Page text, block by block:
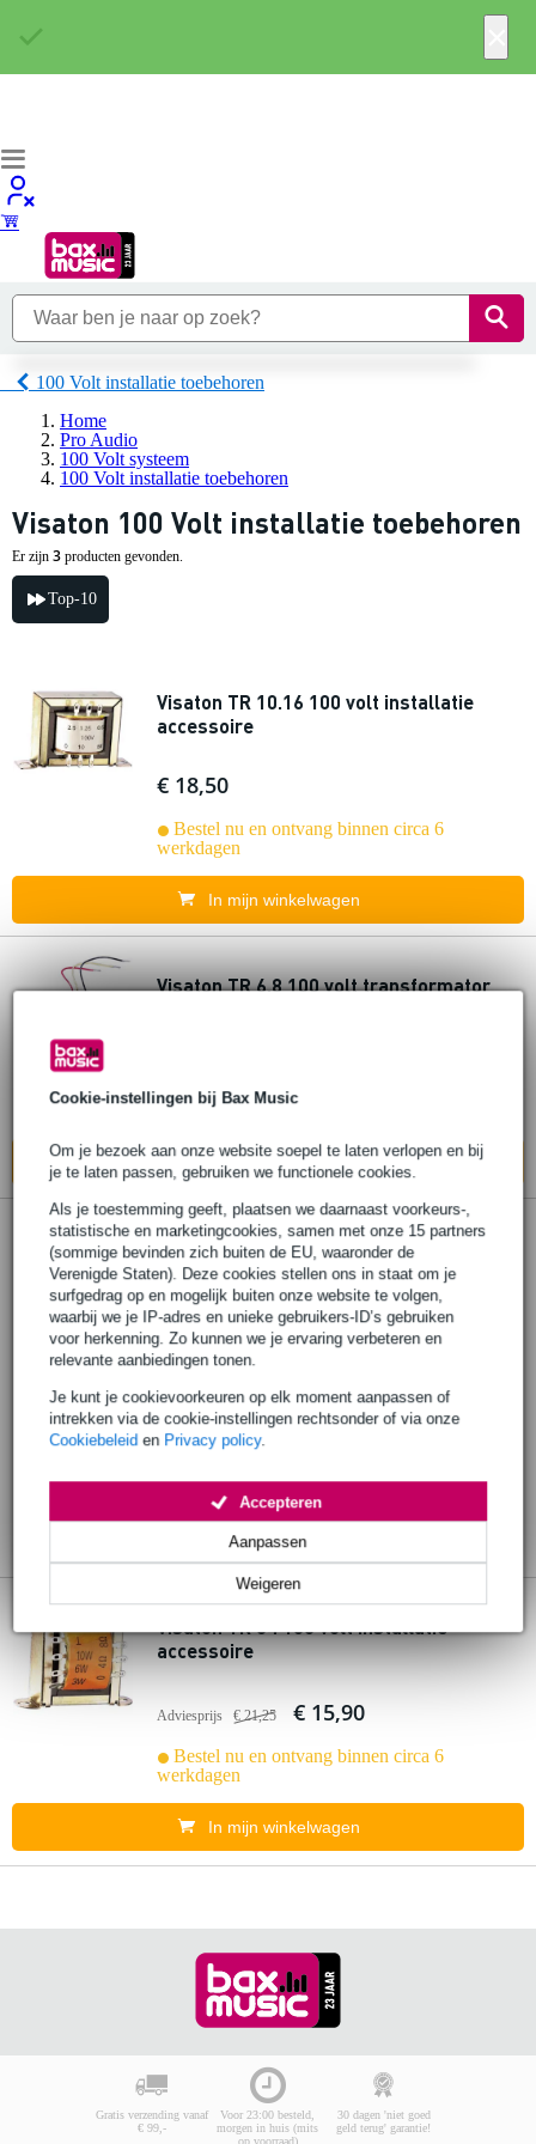
Cookie-instellingen bij Bax Music
Om je bezoek aan onze website soepel te laten verlopen en bij
je te laten passen, gebruiken we functionele cookies.
Als je toestemming geeft, plaatsen we daarnaast voorkeurs-,
statistische en marketingcookies, samen met onze 15 partners
(sommige bevinden zich buiten de EU, waaronder de
Verenigde Staten). Deze cookies stellen ons in staat om je
surfgedrag op en mogelijk buiten onze website te volgen,
waarbij we je IP-adres en unieke gebruikers-ID’s gebruiken
voor herkenning. Zo kunnen we je ervaring verbeteren en
relevante aanbiedingen tonen.
Je kunt je cookievoorkeuren op elk moment aanpassen of
intrekken via de cookie-instellingen rechtsonder of via onze
Cookiebeleid en Privacy policy.
Weigeren
Aanpassen
Accepteren
100 Volt installatie toebehoren
Home
Pro Audio
100 Volt systeem
100 Volt installatie toebehoren
Visaton 100 Volt installatie toebehoren
Er zijn 3 producten gevonden.
Top-10
Visaton TR 10.16 100 volt installatie
accessoire
€ 18,50
Bestel nu en ontvang binnen circa 6
werkdagen
In mijn winkelwagen
Visaton TR 6.8 100 volt transformator
Bestel nu en ontvang binnen circa 6
werkdagen
In mijn winkelwagen
Visaton TR 84 100 volt installatie
accessoire
Adviesprijs € 21,25 € 15,90
Bestel nu en ontvang binnen circa 6
werkdagen
In mijn winkelwagen
Gratis verzending vanaf
€ 99,-
Voor 23:00 besteld,
morgen in huis (mits
op voorraad)
30 dagen 'niet goed
geld terug' garantie!